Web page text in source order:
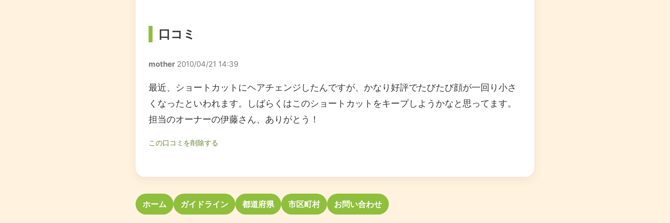
口コミ
mother 2010/04/21 14:39
最近、ショートカットにヘアチェンジしたんですが、かなり好評でたびたび顔が一回り小さ
くなったといわれます。しばらくはこのショートカットをキープしようかなと思ってます。
担当のオーナーの伊藤さん、ありがとう！
この口コミを削除する
ホーム ガイドライン 都道府県 市区町村 お問い合わせ